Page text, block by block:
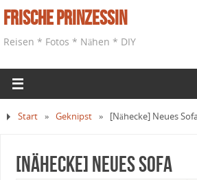
Frische Prinzessin
Reisen * Fotos * Nähen * DIY
Start » Geknipst » [Nähecke] Neues
[Nähecke] Neues Sofa